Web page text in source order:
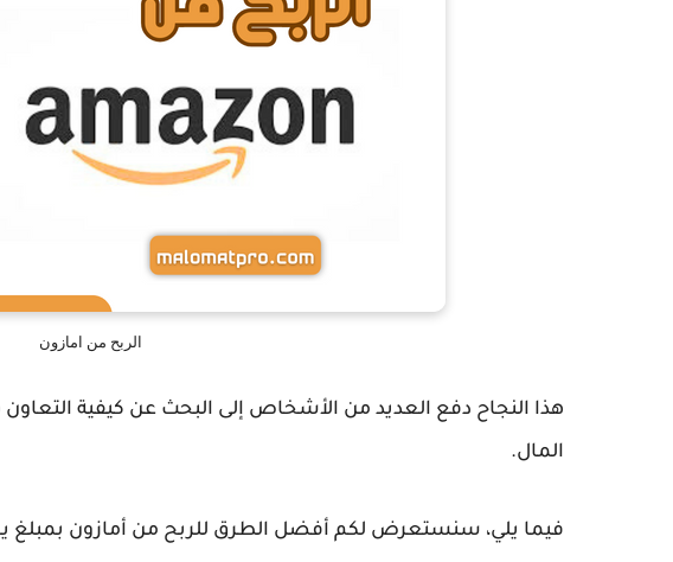
الربح من امازون
هذا النجاح دفع العديد من الأشخاص إلى البحث عن كيفية
المال.